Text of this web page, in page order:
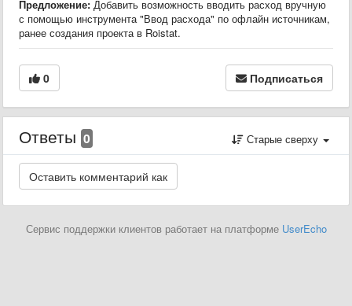
Предложение: Добавить возможность вводить расход вручную
с помощью инструмента "Ввод расхода" по офлайн источникам,
ранее создания проекта в Roistat.
0 Подписаться
Ответы 0 Старые сверху
Сервис поддержки клиентов работает на платформе UserEcho